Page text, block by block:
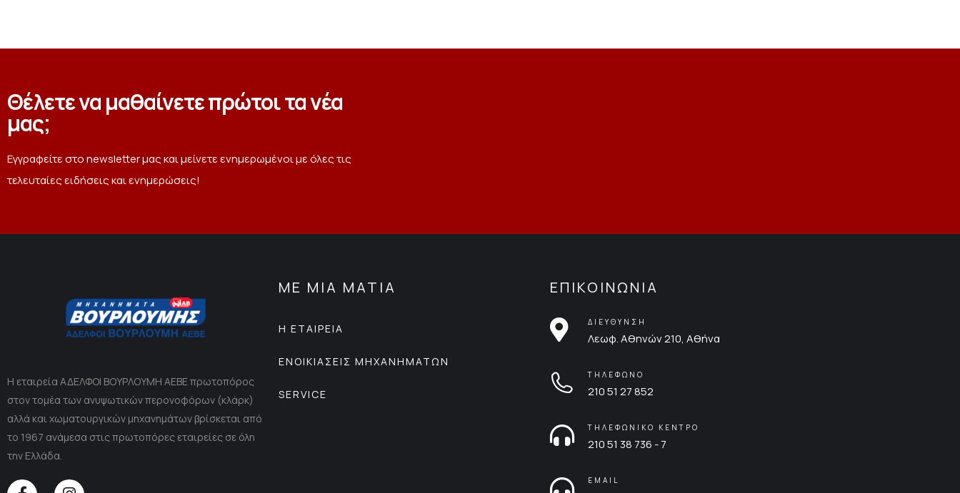
Θέλετε να μαθαίνετε πρώτοι τα νέα
μας;
Εγγραφείτε στο newsletter μας και μείνετε ενημερωμένοι με όλες τις
τελευταίες ειδήσεις και ενημερώσεις!
Η εταιρεία ΑΔΕΛΦΟΙ ΒΟΥΡΛΟΥΜΗ ΑΕΒΕ πρωτοπόρος
στον τομέα των ανυψωτικών περονοφόρων (κλάρκ)
αλλά και χωματουργικών μηχανημάτων βρίσκεται από
το 1967 ανάμεσα στις πρωτοπόρες εταιρείες σε όλη
την Ελλάδα.
ΜΕ ΜΙΑ ΜΑΤΙΑ
Η ΕΤΑΙΡΕΙΑ
ΕΝΟΙΚΙΑΣΕΙΣ ΜΗΧΑΝΗΜΑΤΩΝ
SERVICE
ΕΠΙΚΟΙΝΩΝΙΑ
ΔΙΕΥΘΥΝΣΗ
Λεωφ. Αθηνών 210, Αθήνα
ΤΗΛΕΦΩΝΟ
210 51 27 852
ΤΗΛΕΦΩΝΙΚΟ ΚΕΝΤΡΟ
210 51 38 736 - 7
EMAIL